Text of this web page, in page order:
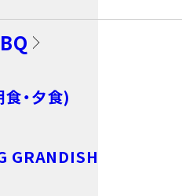
・夕食)
GRANDISH